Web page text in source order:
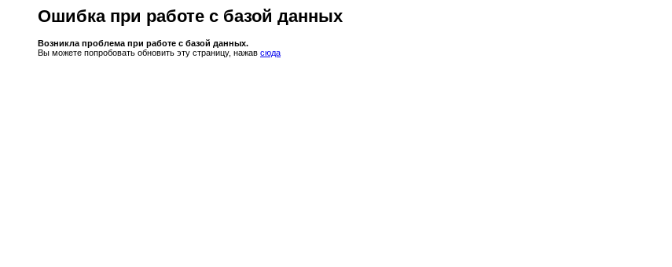
Ошибка при работе с базой данных
Возникла проблема при работе с базой данных.
Вы можете попробовать обновить эту страницу, нажав сюда